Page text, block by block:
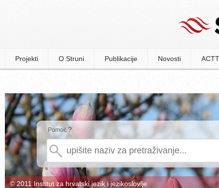
Projekti O Struni Publikacije Novosti
Pomoć ?
© 2011 Institut za hrvatski jezik i jezikoslovlje